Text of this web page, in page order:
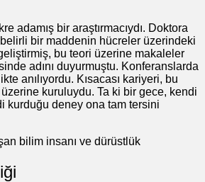
adamış bir araştırmacıydı. Doktora
bir maddenin hücreler üzerindeki
bu teori üzerine makaleler
adını duyurmuştu. Konferanslarda
anılıyordu. Kısacası kariyeri, bu
kuruluydu. Ta ki bir gece, kendi
kurduğu deney ona tam tersini